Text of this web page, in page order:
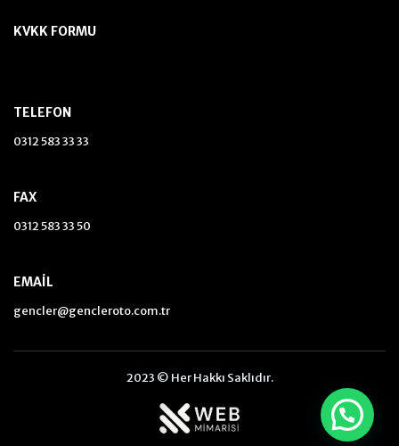
KVKK FORMU
TELEFON
0312 583 33 33
FAX
0312 583 33 50
EMAIL
gencler@gencleroto.com.tr
2023 © Her Hakkı Saklıdır.